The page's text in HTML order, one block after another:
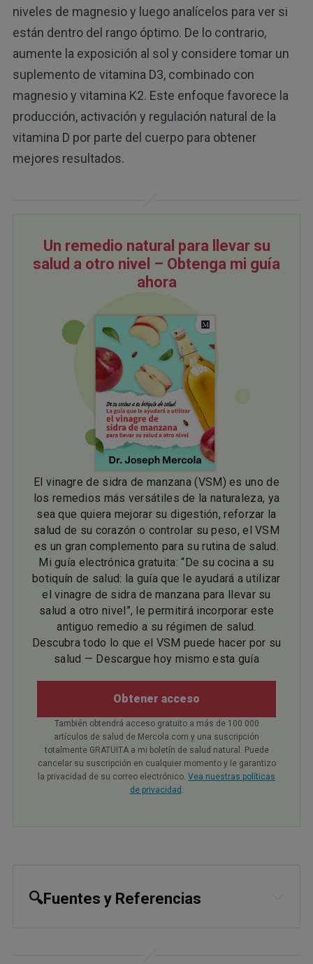
niveles de magnesio y luego analícelos para ver si
están dentro del rango óptimo. De lo contrario,
aumente la exposición al sol y considere tomar un
suplemento de vitamina D3, combinado con
magnesio y vitamina K2. Este enfoque favorece la
producción, activación y regulación natural de la
vitamina D por parte del cuerpo para obtener
mejores resultados.
Un remedio natural para llevar su
salud a otro nivel – Obtenga mi guía
ahora
El vinagre de sidra de manzana (VSM) es uno de
los remedios más versátiles de la naturaleza, ya
sea que quiera mejorar su digestión, reforzar la
salud de su corazón o controlar su peso, el VSM
es un gran complemento para su rutina de salud.
Mi guía electrónica gratuita: “De su cocina a su
botiquín de salud: la guía que le ayudará a utilizar
el vinagre de sidra de manzana para llevar su
salud a otro nivel”, le permitirá incorporar este
antiguo remedio a su régimen de salud.
Descubra todo lo que el VSM puede hacer por su
salud — Descargue hoy mismo esta guía
Obtener acceso
También obtendrá acceso gratuito a más de 100 000
artículos de salud de Mercola.com y una suscripción
totalmente GRATUITA a mi boletín de salud natural. Puede
cancelar su suscripción en cualquier momento y le garantizo
la privacidad de su correo electrónico. Vea nuestras políticas
de privacidad .
🔍Fuentes y Referencias